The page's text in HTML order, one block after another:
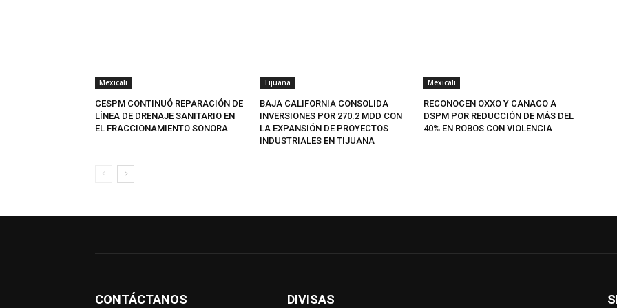
Mexicali
CESPM CONTINUÓ REPARACIÓN DE
LÍNEA DE DRENAJE SANITARIO EN
EL FRACCIONAMIENTO SONORA
Tijuana
BAJA CALIFORNIA CONSOLIDA
INVERSIONES POR 270.2 MDD CON
LA EXPANSIÓN DE PROYECTOS
INDUSTRIALES EN TIJUANA
Mexicali
RECONOCEN OXXO Y CANACO A
DSPM POR REDUCCIÓN DE MÁS DEL
40% EN ROBOS CON VIOLENCIA
CONTÁCTANOS DIVISAS